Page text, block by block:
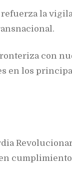
la
con
en los